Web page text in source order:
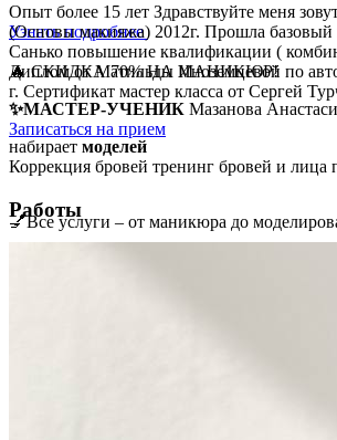
Узнать подробнее
🔥 СКИДКА 70% НА МАНИКЮР!
✨МАСТЕР-УЧЕНИК Мазанова
набирает моделей
💅Все услуги – от маникюра до
Опыт более 15 лет Здравствуйте меня
(Основы макияжа) 2012г. Прошла базовый
Санько повышение квалификации (
Диплом от Матильды Иноземцевой по
г. Сертификат мастер класса от Сергей
Записаться на прием
Коррекция бровей тренинг бровей и
Работы